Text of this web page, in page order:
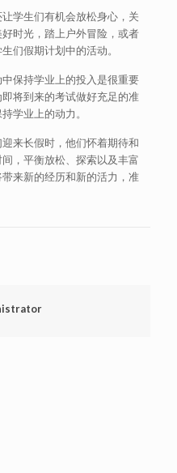
学生们有机会放松身心，关
好时光，踏上户外冒险，或者
们假期计划中的活动。
保持学业上的投入是很重要
将到来的考试做好充足的准
学业上的动力。
来长假时，他们怀着期待和
，平衡放松、探索以及丰富
来新的经历和新的活力，准